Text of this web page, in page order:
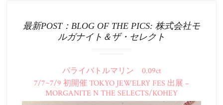
最新POST：BLOG OF THE PICS: 株式会社モ
ルガナイト＆ザ・セレクト
パライバトルマリン 0.09ct
7/7~7/9 初開催 TOKYO JEWELRY FES 出展 –
MORGANITE N THE SELECTS/KOHEY